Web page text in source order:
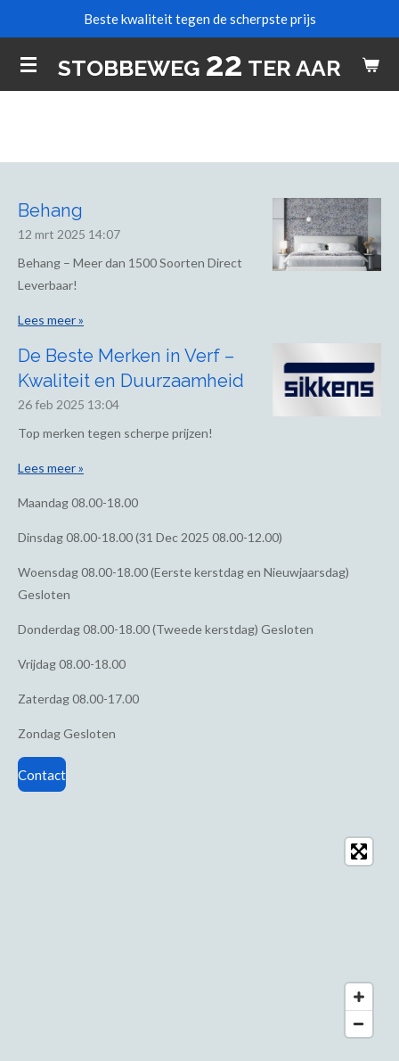
naar
de
STOBBEWEG 22 TER AAR
Beste kwaliteit tegen de scherpste prijs
Behang
12 mrt 2025 14:07
Behang – Meer dan 1500 Soorten Direct
Leverbaar!
Lees meer »
De Beste Merken in Verf –
Kwaliteit en Duurzaamheid
26 feb 2025 13:04
Top merken tegen scherpe prijzen!
Lees meer »
Maandag08.00-18.00
Dinsdag08.00-18.00 (31 Dec 2025 08.00-12.00)
Woensdag08.00-18.00 (Eerste kerstdag en Nieuwjaarsdag)
Gesloten
Donderdag08.00-18.00 (Tweede kerstdag) Gesloten
Vrijdag08.00-18.00
Zaterdag08.00-17.00
ZondagGesloten
Contact